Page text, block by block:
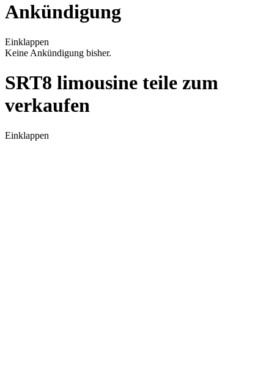
Ankündigung
Einklappen
Keine Ankündigung bisher.
SRT8 limousine teile zum
verkaufen
Einklappen